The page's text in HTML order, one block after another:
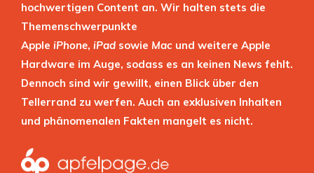
hochwertigen Content an. Wir halten stets die
Themenschwerpunkte
Apple iPhone, iPad sowie Mac und weitere Apple
Hardware im Auge, sodass es an keinen News fehlt.
Dennoch sind wir gewillt, einen Blick über den
Tellerrand zu werfen. Auch an exklusiven Inhalten
und phänomenalen Fakten mangelt es nicht.